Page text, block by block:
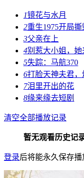
1镜花与水月
2重生1975开局
3父亲在上
4别惹大小姐，她
5失踪：马航370
6打脸天神夫君
7泪里开出的花
8缘来缘去短剧
清空全部播放记录
暂无观看历史记
登录后将能永久保存播